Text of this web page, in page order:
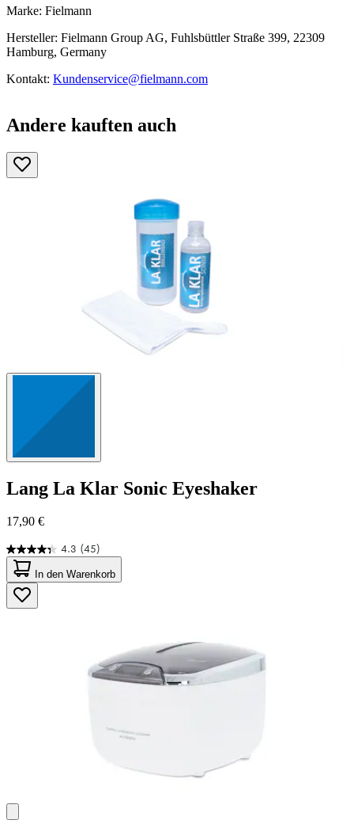
Marke: Fielmann
Hersteller: Fielmann Group AG, Fuhlsbüttler Straße 399, 22309
Hamburg, Germany
Kontakt: Kundenservice@fielmann.com
Andere kauften auch
Lang La Klar Sonic Eyeshaker
17,90 €
4.3 (45)
4.3
von
5
Sternen.
45
In den Warenkorb